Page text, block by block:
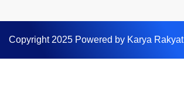
Copyright 2025 Powered by Karya Rakyat